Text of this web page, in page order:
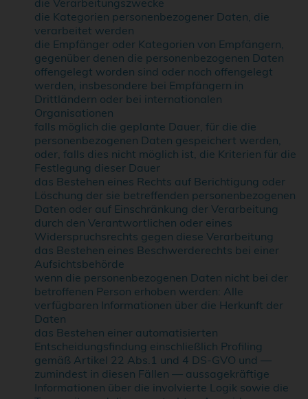
die Verarbeitungszwecke
die Kategorien personenbezogener Daten, die
verarbeitet werden
die Empfänger oder Kategorien von Empfängern,
gegenüber denen die personenbezogenen Daten
offengelegt worden sind oder noch offengelegt
werden, insbesondere bei Empfängern in
Drittländern oder bei internationalen
Organisationen
falls möglich die geplante Dauer, für die die
personenbezogenen Daten gespeichert werden,
oder, falls dies nicht möglich ist, die Kriterien für die
Festlegung dieser Dauer
das Bestehen eines Rechts auf Berichtigung oder
Löschung der sie betreffenden personenbezogenen
Daten oder auf Einschränkung der Verarbeitung
durch den Verantwortlichen oder eines
Widerspruchsrechts gegen diese Verarbeitung
das Bestehen eines Beschwerderechts bei einer
Aufsichtsbehörde
wenn die personenbezogenen Daten nicht bei der
betroffenen Person erhoben werden: Alle
verfügbaren Informationen über die Herkunft der
Daten
das Bestehen einer automatisierten
Entscheidungsfindung einschließlich Profiling
gemäß Artikel 22 Abs.1 und 4 DS-GVO und —
zumindest in diesen Fällen — aussagekräftige
Informationen über die involvierte Logik sowie die